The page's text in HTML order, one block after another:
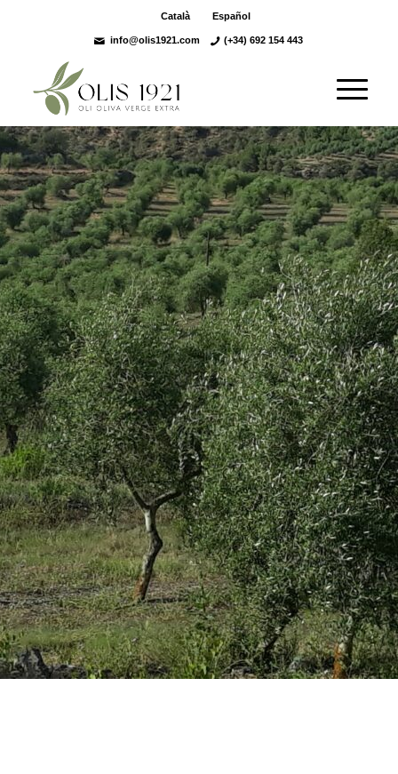
Català Español
info@olis1921.com (+34) 692 154 443